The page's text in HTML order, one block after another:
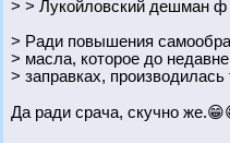
> > Лукойловский дешман ф
> Ради повышения
> масла, которое до
> заправках,
Да ради срача, скучно